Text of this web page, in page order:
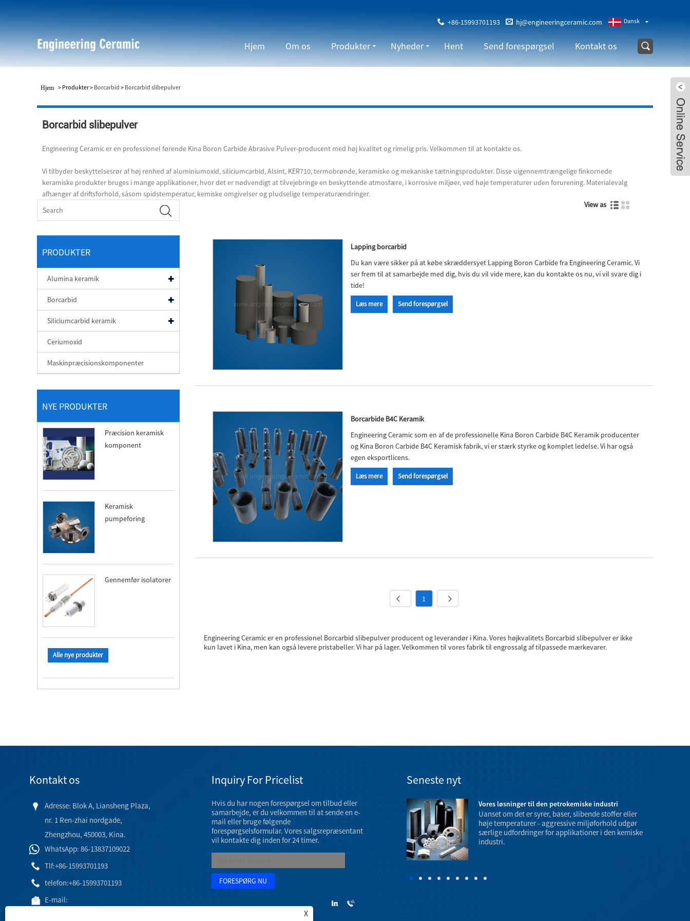
Dansk
+86-15993701193 hj@engineeringceramic.com
Hjem Om os Produkter Nyheder Hent Send forespørgsel Kontakt os
Hjem > Produkter> Borcarbid > Borcarbid slibepulver
Borcarbid slibepulver
Engineering Ceramic er en professionel førende Kina Boron Carbide Abrasive Pulver-producent med høj kvalitet og rimelig pris. Velkommen til at kontakte os.
Vi tilbyder beskyttelsesrør af høj renhed af aluminiumoxid, siliciumcarbid, Alsint, KER710, termobrønde, keramiske og mekaniske tætningsprodukter. Disse uigennemtrængelige finkornede
keramiske produkter bruges i mange applikationer, hvor det er nødvendigt at tilvejebringe en beskyttende atmosfære, i korrosive miljøer, ved høje temperaturer uden forurening. Materialevalg
afhænger af driftsforhold, såsom spidstemperatur, kemiske omgivelser og pludselige temperaturændringer.
PRODUKTER
Alumina keramik
Borcarbid
Siliciumcarbid keramik
Ceriumoxid
Maskinpræcisionskomponenter
NYE PRODUKTER
Præcision keramisk
komponent
Keramisk
pumpeforing
Gennemfør isolatorer
Alle nye produkter
View as
Lapping borcarbid
Du kan være sikker på at købe skræddersyet Lapping Boron Carbide fra Engineering Ceramic. Vi
ser frem til at samarbejde med dig, hvis du vil vide mere, kan du kontakte os nu, vi vil svare dig i
tide!
Læs mere Send forespørgsel
Borcarbide B4C Keramik
Engineering Ceramic som en af ​​de professionelle Kina Boron Carbide B4C Keramik producenter
og Kina Boron Carbide B4C Keramisk fabrik, vi er stærk styrke og komplet ledelse. Vi har også
egen eksportlicens.
Læs mere Send forespørgsel
1
Engineering Ceramic er en professionel Borcarbid slibepulver producent og leverandør i Kina. Vores højkvalitets Borcarbid slibepulver er ikke
kun lavet i Kina, men kan også levere pristabeller. Vi har på lager. Velkommen til vores fabrik til engrossalg af tilpassede mærkevarer.
Kontakt os
Adresse: Blok A, Liansheng Plaza,
nr. 1 Ren-zhai nordgade,
Zhengzhou, 450003, Kina.
WhatsApp: 86-13837109022
Tlf:+86-15993701193
telefon:+86-15993701193
E-mail:
Inquiry For Pricelist
Hvis du har nogen forespørgsel om tilbud eller
samarbejde, er du velkommen til at sende en e-
mail eller bruge følgende
forespørgselsformular. Vores salgsrepræsentant
vil kontakte dig inden for 24 timer.
Seneste nyt
Udstilling af keramiske maskindele i marts 2023
AAOS 2023 årsmøde finder sted 7. - 11. marts 2023 på
Venetian Convention & Expo Center i Las Vegas.
Vores løsninger til den petrokemiske industri
Uanset om det er syrer, baser, slibende stoffer eller
høje temperaturer - aggressive miljøforhold udgør
særlige udfordringer for applikationer i den kemiske
industri.
X